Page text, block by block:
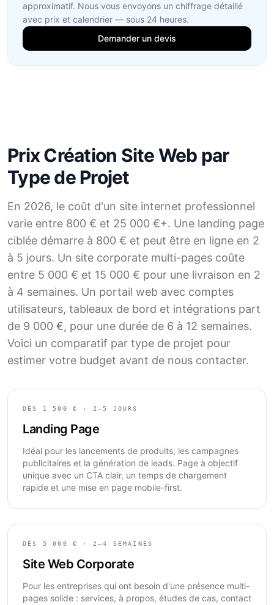
approximatif. Nous vous envoyons un chiffrage détaillé
avec prix et calendrier — sous 24 heures.
Demander un devis
Prix Création Site Web par
Type de Projet
En 2026, le coût d'un site internet professionnel
varie entre 800 € et 25 000 €+. Une landing page
ciblée démarre à 800 € et peut être en ligne en 2
à 5 jours. Un site corporate multi-pages coûte
entre 5 000 € et 15 000 € pour une livraison en 2
à 4 semaines. Un portail web avec comptes
utilisateurs, tableaux de bord et intégrations part
de 9 000 €, pour une durée de 6 à 12 semaines.
Voici un comparatif par type de projet pour
estimer votre budget avant de nous contacter.
DÈS 1 500 € · 2–5 JOURS
Landing Page
Idéal pour les lancements de produits, les campagnes
publicitaires et la génération de leads. Page à objectif
unique avec un CTA clair, un temps de chargement
rapide et une mise en page mobile-first.
DÈS 5 000 € · 2–4 SEMAINES
Site Web Corporate
Pour les entreprises qui ont besoin d'une présence multi-
pages solide : services, à propos, études de cas, contact